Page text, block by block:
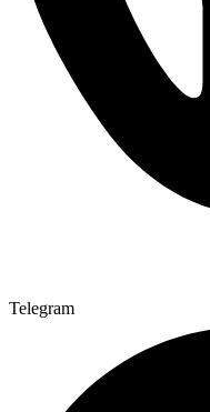
Telegram